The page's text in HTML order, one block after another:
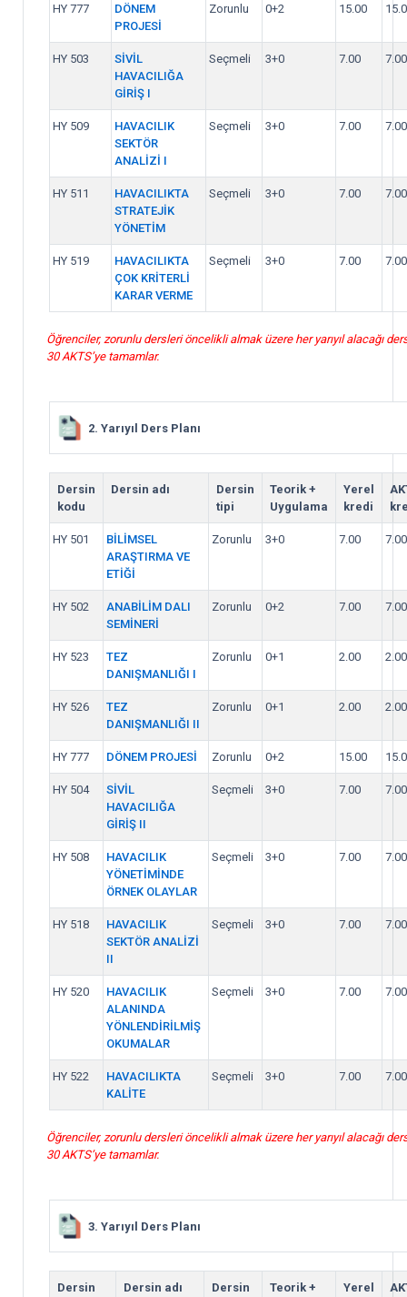
HY 777
DÖNEM
PROJESİ
Zorunlu 0+2 15.00
HY 503
SİVİL
HAVACILIĞA
GİRİŞ I
Seçmeli 3+0 7.00 7.00
HY 509
HAVACILIK
SEKTÖR
ANALİZİ I
Seçmeli 3+0 7.00 7.00
HY 511
HAVACILIKTA
STRATEJİK
YÖNETİM
Seçmeli 3+0 7.00 7.00
HY 519
HAVACILIKTA
ÇOK KRİTERLİ
KARAR VERME
Seçmeli 3+0 7.00 7.00
Öğrenciler, zorunlu dersleri öncelikli almak üzere her yarıyıl alacağı
30 AKTS’ye tamamlar.
2. Yarıyıl Ders Planı
Dersin
kodu
Dersin adı
Dersin
tipi
Teorik +
Uygulama
Yerel
kredi
HY 501
BİLİMSEL
ARAŞTIRMA VE
ETİĞİ
Zorunlu 3+0 7.00 7.00
HY 502
ANABİLİM DALI
SEMİNERİ
Zorunlu 0+2 7.00 7.00
HY 523
TEZ
DANIŞMANLIĞI I
Zorunlu 0+1 2.00 2.00
HY 526
TEZ
DANIŞMANLIĞI II
Zorunlu 0+1 2.00 2.00
HY 777 DÖNEM PROJESİ Zorunlu 0+2 15.00
HY 504
SİVİL
HAVACILIĞA
GİRİŞ II
Seçmeli 3+0 7.00 7.00
HY 508
HAVACILIK
YÖNETİMİNDE
ÖRNEK OLAYLAR
Seçmeli 3+0 7.00 7.00
HY 518
HAVACILIK
SEKTÖR ANALİZİ
II
Seçmeli 3+0 7.00 7.00
HY 520
HAVACILIK
ALANINDA
YÖNLENDİRİLMİŞ
OKUMALAR
Seçmeli 3+0 7.00 7.00
HY 522
HAVACILIKTA
KALİTE
Seçmeli 3+0 7.00 7.00
Öğrenciler, zorunlu dersleri öncelikli almak üzere her yarıyıl alacağı
30 AKTS’ye tamamlar.
3. Yarıyıl Ders Planı
Dersin
Dersin adı
Dersin
Teorik +
Yerel